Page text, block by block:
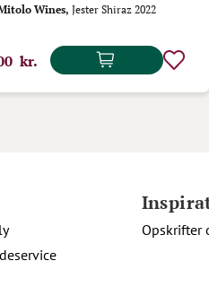
Wines, Jester Shiraz 2022
kr.
Opskrifter